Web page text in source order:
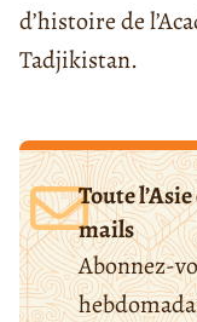
d’histoire de
Tadjikistan.
Toute
mails
Abonnez-